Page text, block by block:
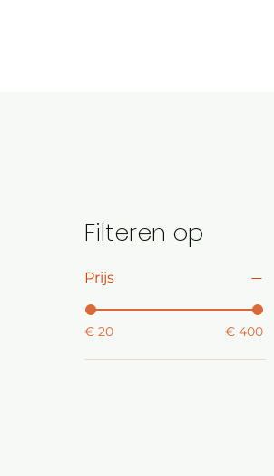
Filteren op
Prijs
€ 20 € 400